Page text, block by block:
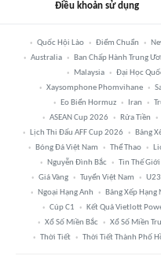
Điều khoản sử dụng
Quốc Hội Lào Điểm Chuẩn
Australia
Ban Chấp Hành Trung
Malaysia
Đại Học
Xaysomphone Phomvihane
Eo Biển Hormuz
Iran
ASEAN Cup 2026
Rửa Tiền
Lịch Thi Đấu AFF Cup 2026
Bảng
Bóng Đá Việt Nam
Thể Thao
Nguyễn Đình Bắc
Tin Thế Giới
Giá Vàng
Tuyển Việt Nam
Ngoại Hạng Anh
Bảng Xếp Hạng
Cúp C1
Kết Quả Vietlott
Xổ Số Miền Bắc
Xổ Số Miền
Thời Tiết
Thời Tiết Thành Phố